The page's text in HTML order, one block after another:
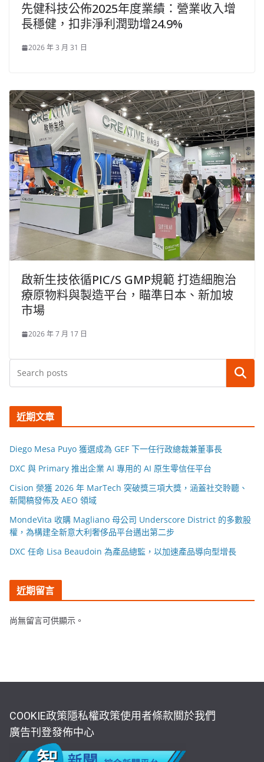
先健科技公佈2025年度業績：營業收入增
長穩健，扣非淨利潤勁增24.9%
2026 年 3 月 31 日
啟新生技依循PIC/S GMP規範 打造細胞治
療原物料與製造平台，瞄準日本、新加坡
市場
2026 年 7 月 17 日
搜尋
近期文章
Diego Mesa Puyo 獲選成為 GEF 下一任行政總裁兼董事長
DXC 與 Primary 推出企業 AI 專用的 AI 原生零信任平台
Cision 榮獲 2026 年 MarTech 突破獎三項大獎，涵蓋社交聆聽、
新聞稿發佈及 AEO 領域
MondeVita 收購 Magliano 母公司 Underscore District 的多數股
權，為構建全新意大利奢侈品平台邁出第二步
DXC 任命 Lisa Beaudoin 為產品總監，以加速產品導向型增長
近期留言
尚無留言可供顯示。
COOKIE政策隱私權政策使用者條款關於我們
廣告刊登發佈中心